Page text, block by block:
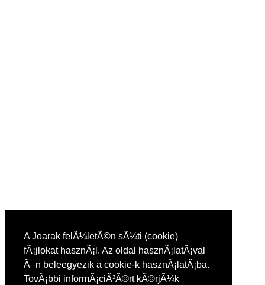
A Joarak felÃ¼letÃ©n sÃ¼ti (cookie)
fÃ¡jlokat hasznÃ¡l. Az oldal hasznÃ¡latÃ¡val
Ã–n beleegyezik a cookie-k hasznÃ¡latÃ¡ba.
TovÃ¡bbi informÃ¡ciÃ³Ã©rt kÃ©rjÃ¼k